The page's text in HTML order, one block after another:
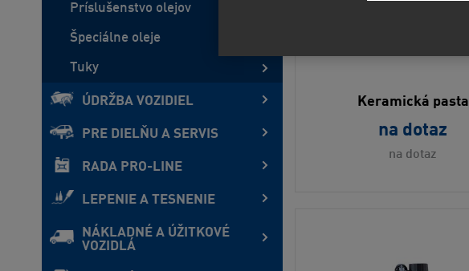
Príslušenstvo olejov
Špeciálne oleje
Tuky
ÚDRŽBA VOZIDIEL
PRE DIELŇU A SERVIS
RADA PRO-LINE
LEPENIE A TESNENIE
NÁKLADNÉ A ÚŽITKOVÉ
VOZIDLÁ
Keramická pasta
na dotaz
na dotaz